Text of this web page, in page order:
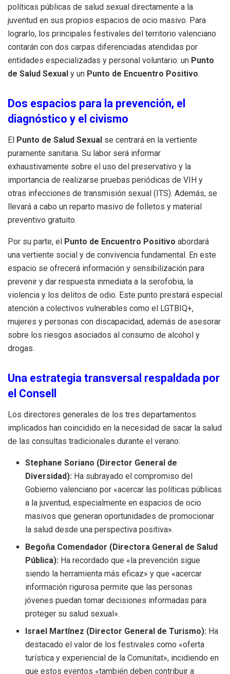
políticas públicas de salud sexual directamente a la
juventud en sus propios espacios de ocio masivo. Para
lograrlo, los principales festivales del territorio valenciano
contarán con dos carpas diferenciadas atendidas por
entidades especializadas y personal voluntario: un Punto
de Salud Sexual y un Punto de Encuentro Positivo.
Dos espacios para la prevención, el
diagnóstico y el civismo
El Punto de Salud Sexual se centrará en la vertiente
puramente sanitaria. Su labor será informar
exhaustivamente sobre el uso del preservativo y la
importancia de realizarse pruebas periódicas de VIH y
otras infecciones de transmisión sexual (ITS). Además, se
llevará a cabo un reparto masivo de folletos y material
preventivo gratuito.
Por su parte, el Punto de Encuentro Positivo abordará
una vertiente social y de convivencia fundamental. En este
espacio se ofrecerá información y sensibilización para
prevenir y dar respuesta inmediata a la serofobia, la
violencia y los delitos de odio. Este punto prestará especial
atención a colectivos vulnerables como el LGTBIQ+,
mujeres y personas con discapacidad, además de asesorar
sobre los riesgos asociados al consumo de alcohol y
drogas.
Una estrategia transversal respaldada por
el Consell
Los directores generales de los tres departamentos
implicados han coincidido en la necesidad de sacar la salud
de las consultas tradicionales durante el verano:
Stephane Soriano (Director General de
Diversidad): Ha subrayado el compromiso del
Gobierno valenciano por «acercar las políticas públicas
a la juventud, especialmente en espacios de ocio
masivos que generan oportunidades de promocionar
la salud desde una perspectiva positiva».
Begoña Comendador (Directora General de Salud
Pública): Ha recordado que «la prevención sigue
siendo la herramienta más eficaz» y que «acercar
información rigurosa permite que las personas
jóvenes puedan tomar decisiones informadas para
proteger su salud sexual».
Israel Martínez (Director General de Turismo): Ha
destacado el valor de los festivales como «oferta
turística y experiencial de la Comunitat», incidiendo en
que estos eventos «también deben contribuir a